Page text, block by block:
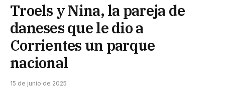
Troels y Nina, la pareja de
daneses que le dio a
Corrientes un parque
nacional
15 de junio de 2025